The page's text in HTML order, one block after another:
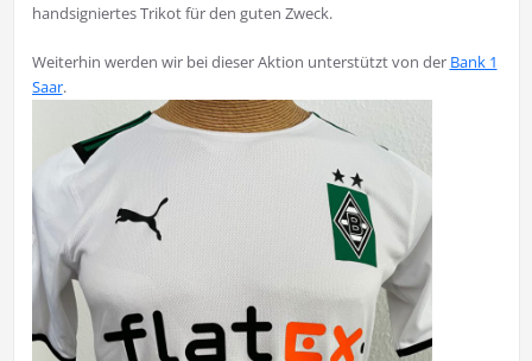
handsigniertes Trikot für den guten Zweck.
Weiterhin werden wir bei dieser Aktion unterstützt von der Bank 1
Saar.